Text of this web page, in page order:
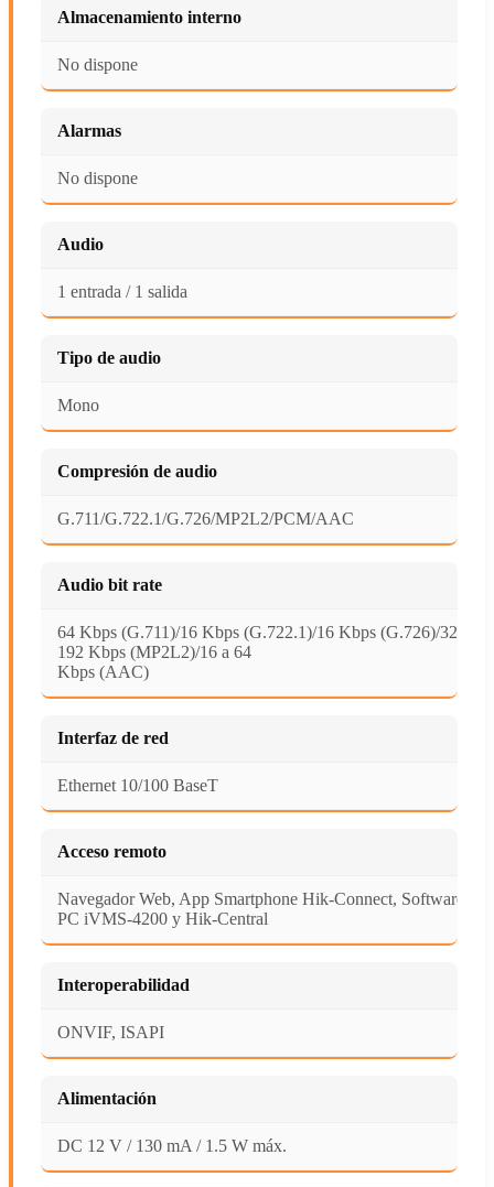
Almacenamiento interno
No dispone
Alarmas
No dispone
Audio
1 entrada / 1 salida
Tipo de audio
Mono
Compresión de audio
G.711/G.722.1/G.726/MP2L2/PCM/AAC
Audio bit rate
64 Kbps (G.711)/16 Kbps (G.722.1)/16 Kbps (G.726)/32 a
192 Kbps (MP2L2)/16 a 64
Kbps (AAC)
Interfaz de red
Ethernet 10/100 BaseT
Acceso remoto
Navegador Web, App Smartphone Hik-Connect, Software
PC iVMS-4200 y Hik-Central
Interoperabilidad
ONVIF, ISAPI
Alimentación
DC 12 V / 130 mA / 1.5 W máx.